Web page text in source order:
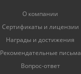
О компании
Сертификаты и лицензии
Награды и достижения
Рекомендательные письма
Вопрос-ответ